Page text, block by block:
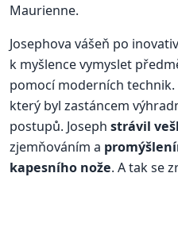
Maurienne.
Josephova vášeň po
k myšlence vymyslet
pomocí moderních
který byl zastáncem
postupů. Joseph strávil
zjemňováním a
kapesního nože. A tak se